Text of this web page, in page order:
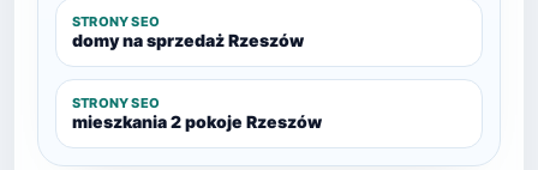
STRONY SEO
domy na sprzedaż Rzeszów
STRONY SEO
mieszkania 2 pokoje Rzeszów